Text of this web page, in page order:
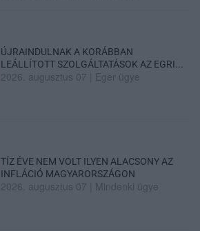
ÚJRAINDULNAK A KORÁBBAN
LEÁLLÍTOTT SZOLGÁLTATÁSOK AZ EGRI...
2026. augusztus 07 Eger ügye
TÍZ ÉVE NEM VOLT ILYEN ALACSONY AZ
INFLÁCIÓ MAGYARORSZÁGON
2026. augusztus 07 Mindenki ügye